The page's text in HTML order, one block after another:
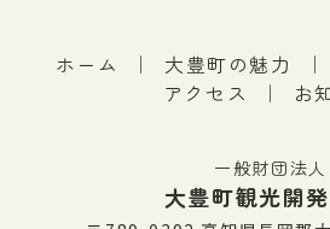
ホーム ｜ 大豊町の魅力 ｜
アクセス
｜ お
一般財団法人
大豊町観光開